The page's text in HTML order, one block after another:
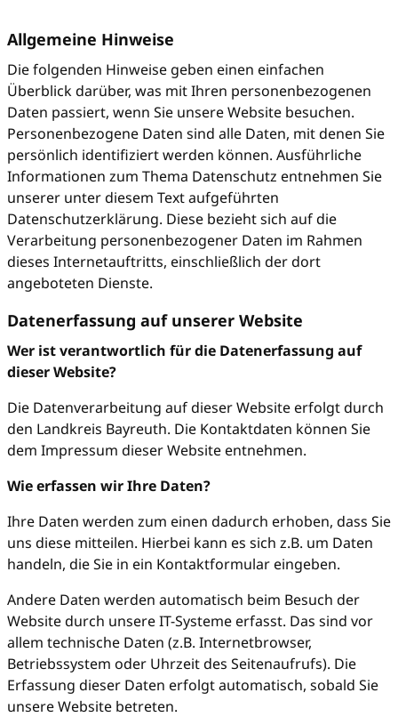
Allgemeine Hinweise
Die folgenden Hinweise geben einen einfachen
Überblick darüber, was mit Ihren personenbezogenen
Daten passiert, wenn Sie unsere Website besuchen.
Personenbezogene Daten sind alle Daten, mit denen Sie
persönlich identifiziert werden können. Ausführliche
Informationen zum Thema Datenschutz entnehmen Sie
unserer unter diesem Text aufgeführten
Datenschutzerklärung. Diese bezieht sich auf die
Verarbeitung personenbezogener Daten im Rahmen
dieses Internetauftritts, einschließlich der dort
angeboteten Dienste.
Datenerfassung auf unserer Website
Wer ist verantwortlich für die Datenerfassung auf
dieser Website?
Die Datenverarbeitung auf dieser Website erfolgt durch
den Landkreis Bayreuth. Die Kontaktdaten können Sie
dem Impressum dieser Website entnehmen.
Wie erfassen wir Ihre Daten?
Ihre Daten werden zum einen dadurch erhoben, dass Sie
uns diese mitteilen. Hierbei kann es sich z.B. um Daten
handeln, die Sie in ein Kontaktformular eingeben.
Andere Daten werden automatisch beim Besuch der
Website durch unsere IT-Systeme erfasst. Das sind vor
allem technische Daten (z.B. Internetbrowser,
Betriebssystem oder Uhrzeit des Seitenaufrufs). Die
Erfassung dieser Daten erfolgt automatisch, sobald Sie
unsere Website betreten.